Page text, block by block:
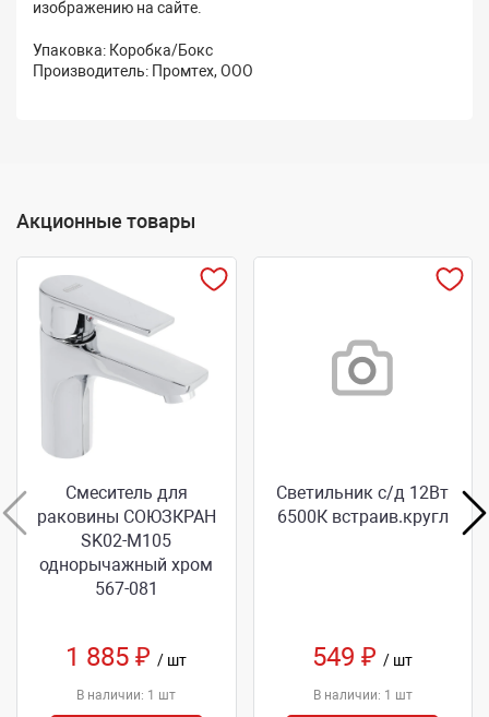
изображению на сайте.
Упаковка: Коробка/Бокс
Производитель: Промтех, ООО
Акционные товары
Смеситель для
раковины СОЮЗКРАН
SK02-M105
однорычажный хром
567-081
1 885 ₽/ шт
В наличии: 1 шт
Светильник с/д 12Вт
6500К встраив.кругл
549 ₽/ шт
В наличии: 1 шт